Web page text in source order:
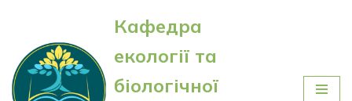
Перейти
до
вмісту
Кафедра
екології та
біологічної